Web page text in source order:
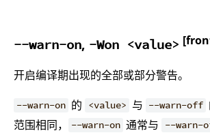
--warn-on, -Won <value>
开启编译期出现的全部或部分警告。
--warn-on 的 <value> 与 --warn-off
范围相同，
--warn-on 通常与 --warn-